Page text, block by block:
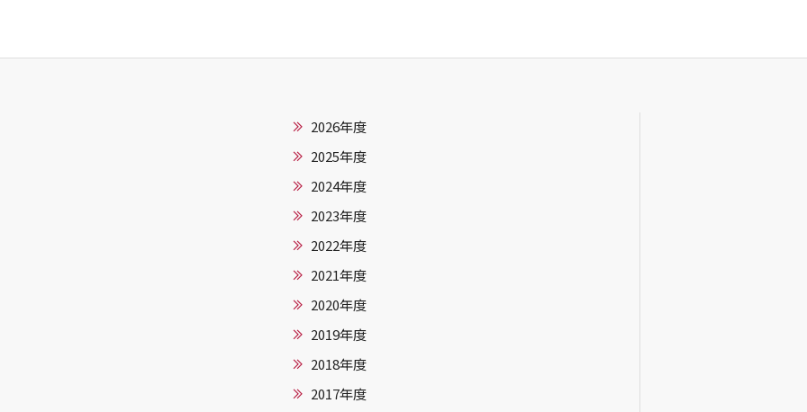
2026年度
2025年度
2024年度
2023年度
2022年度
2021年度
2020年度
2019年度
2018年度
2017年度